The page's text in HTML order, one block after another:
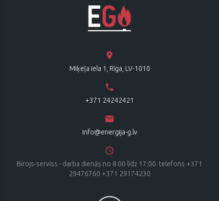
Miķeļa iela 1, Rīga, LV-1010
+371 24242421
info@energija-g.lv
Birojs-serviss - darba dienās no 8:00 līdz 17:00. telefons +371
29476760 +371 29174230